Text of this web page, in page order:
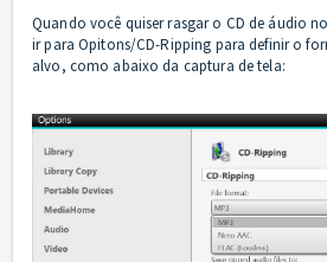
Quando você quiser rasgar o CD de áudio
ir para Opitons/CD-Ripping para definir o
alvo, como abaixo da captura de tela: